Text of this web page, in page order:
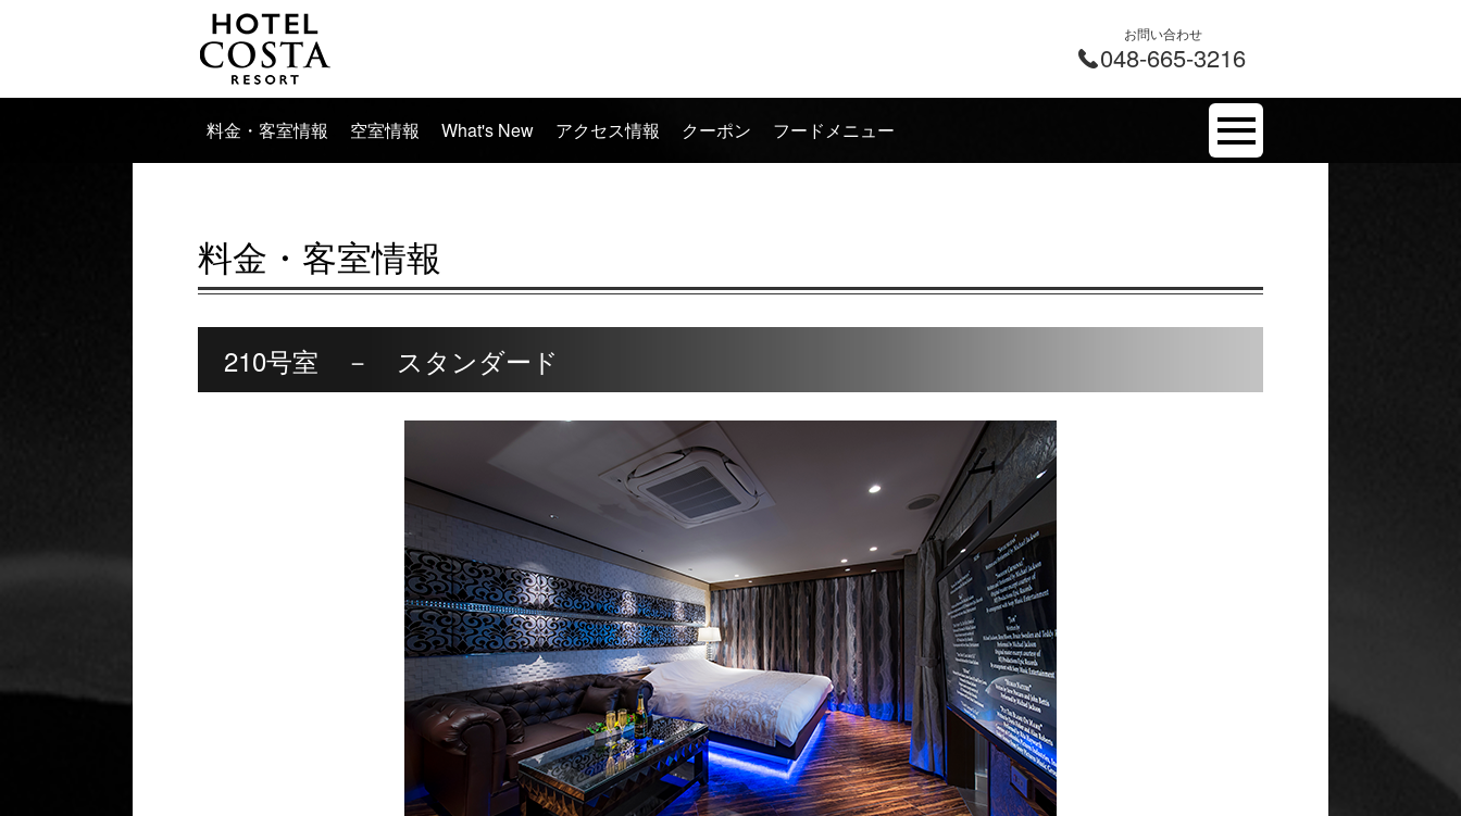
お問い合わせ
048-665-3216
料金・客室情報 空室情報 What's New アクセス情報 クーポン フードメニュー
料金・客室情報
210号室 － スタンダード